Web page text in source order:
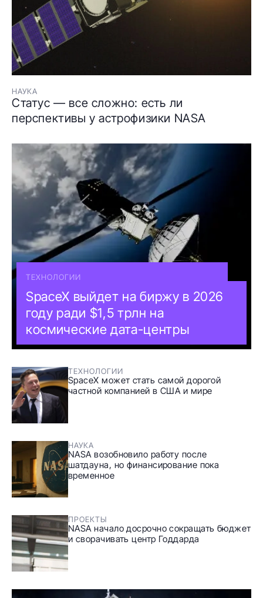
НАУКА
Статус — все сложно: есть ли
перспективы у астрофизики NASA
ТЕХНОЛОГИИ
SpaceX выйдет на биржу в 2026
году ради $1,5 трлн на
космические дата-центры
ТЕХНОЛОГИИ
SpaceX может стать самой дорогой
частной компанией в США и мире
НАУКА
NASA возобновило работу после
шатдауна, но финансирование пока
временное
ПРОЕКТЫ
NASA начало досрочно сокращать бюджет
и сворачивать центр Годдарда